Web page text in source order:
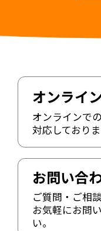
オンライ
オンラインで
対応しておりま
お問い合
ご質問・ご相
お気軽にお問
い。